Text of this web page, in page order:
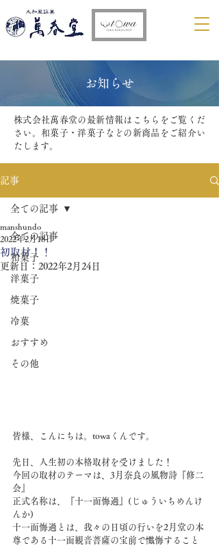
​お知らせ
株式会社萬春堂の最新情報はこちらをご覧くだ
さい。和菓子・洋菓子などの新商品をご紹介い
たします。
記事
全ての記事
和菓子
洋菓子
焼菓子
冷菓
おすすめ
その他
全ての記事
初取材！！
manshundo
2022年2月18日
更新日： 2022年2月24日
皆様、こんにちは。towaくんです。
先日、人生初の本格取材を受けました！
今回の取材のテーマは、3月奈良の風物詩『修二
会』
正式名称は、『十一面悔過』(じゅういちめんけ
んか)
十一面悔過とは、我々の日頃の行いを2月堂の本
尊である十一面観音菩薩の宝前で懺悔すること